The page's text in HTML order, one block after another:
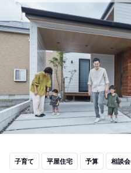
子育て 平屋住宅 予算 相談会